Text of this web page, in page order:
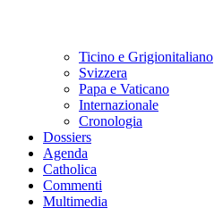
Ticino e Grigionitaliano
Svizzera
Papa e Vaticano
Internazionale
Cronologia
Dossiers
Agenda
Catholica
Commenti
Multimedia